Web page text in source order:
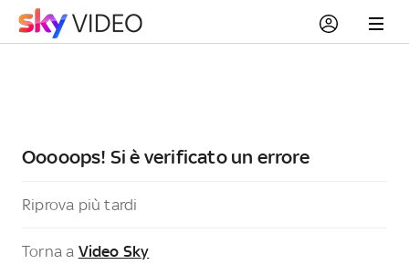
Ooooops! Si è verificato un errore
Riprova più tardi
Torna a Video Sky